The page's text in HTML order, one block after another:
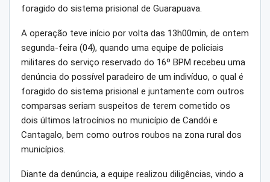
foragido do sistema prisional de Guarapuava.
A operação teve início por volta das 13h00min, de ontem
segunda-feira (04), quando uma equipe de policiais
militares do serviço reservado do 16º BPM recebeu uma
denúncia do possível paradeiro de um indivíduo, o qual é
foragido do sistema prisional e juntamente com outros
comparsas seriam suspeitos de terem cometido os
dois últimos latrocínios no município de Candói e
Cantagalo, bem como outros roubos na zona rural dos
municípios.
Diante da denúncia, a equipe realizou diligências, vindo a